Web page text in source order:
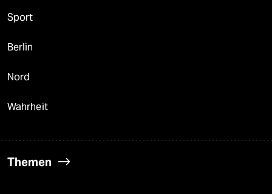
Sport
Berlin
Nord
Wahrheit
Themen